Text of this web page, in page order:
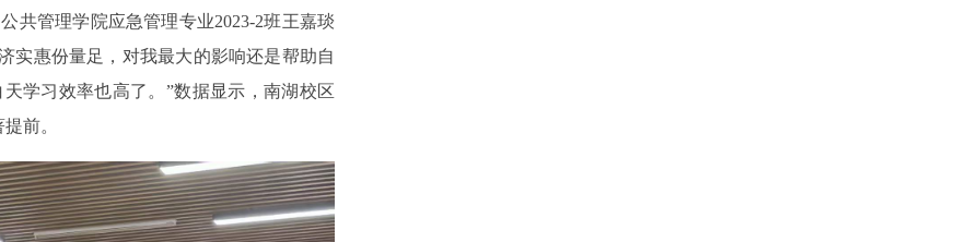
共管理学院应急管理专业2023-2班王嘉琰
实惠份量足，对我最大的影响还是帮助自
学习效率也高了。”数据显示，南湖校区
前。